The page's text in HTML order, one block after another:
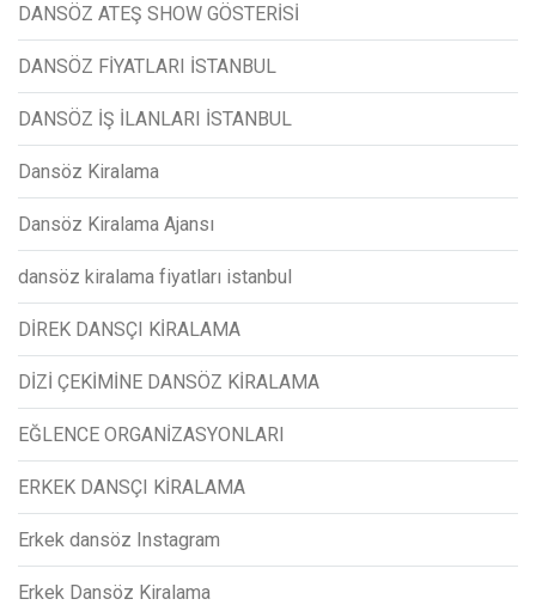
DANSÖZ ATEŞ SHOW GÖSTERİSİ
DANSÖZ FİYATLARI İSTANBUL
DANSÖZ İŞ İLANLARI İSTANBUL
Dansöz Kiralama
Dansöz Kiralama Ajansı
dansöz kiralama fiyatları istanbul
DİREK DANSÇI KİRALAMA
DİZİ ÇEKİMİNE DANSÖZ KİRALAMA
EĞLENCE ORGANİZASYONLARI
ERKEK DANSÇI KİRALAMA
Erkek dansöz Instagram
Erkek Dansöz Kiralama